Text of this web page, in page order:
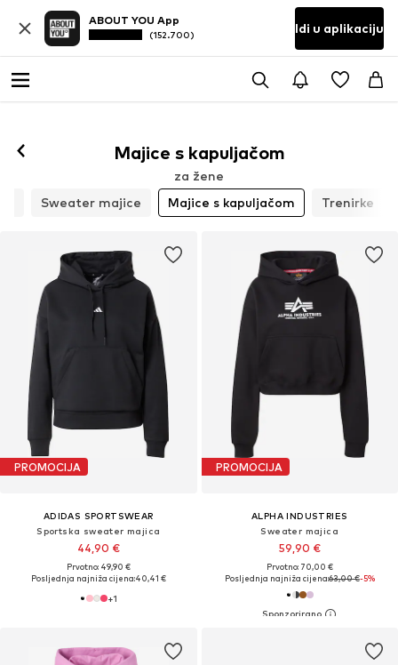
ABOUT YOU App
(152.700) Idi u aplikaciju
Majice s kapuljačom
za žene
Sweater majice Majice s kapuljačom Trenirke
PROMOCIJA
ADIDAS SPORTSWEAR
Sportska sweater majica
44,90 €
Prvotno: 49,90 €
Posljednja najniža cijena:40,41 €
+1
PROMOCIJA
ALPHA INDUSTRIES
Sweater majica
59,90 €
Prvotno: 70,00 €
Posljednja najniža cijena:63,00 €-5%